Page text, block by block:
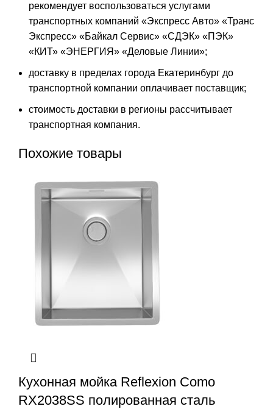
рекомендует воспользоваться услугами
транспортных компаний «Экспресс Авто» «Транс
Экспресс» «Байкал Сервис» «СДЭК» «ПЭК»
«КИТ» «ЭНЕРГИЯ» «Деловые Линии»;
доставку в пределах города Екатеринбург до
транспортной компании оплачивает поставщик;
стоимость доставки в регионы рассчитывает
транспортная компания.
Похожие товары
Кухонная мойка Reflexion Como
RX2038SS полированная сталь